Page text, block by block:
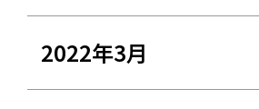
2022年3月